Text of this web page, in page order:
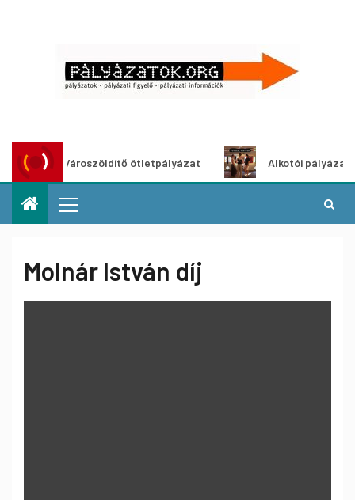
Városzöldítő ötletpályázat Alkotói pályázat
Molnár István díj